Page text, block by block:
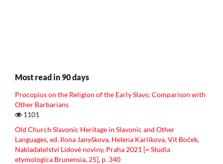
Most read in 90 days
Procopius on the Religion of the Early Slavs: Comparison with
Other Barbarians
1101
Old Church Slavonic Heritage in Slavonic and Other
Languages, ed. Ilona Janyškova, Helena Karlikova, Vit Boček,
Nakladatelství Lidové noviny, Praha 2021 [= Studia
etymologica Brunensia, 25], p. 340